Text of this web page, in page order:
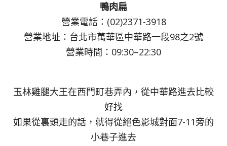
鴨肉扁
營業電話：(02)2371-3918
營業地址：台北市萬華區中華路一段98之2號
營業時間：09:30–22:30
玉林雞腿大王在西門町巷弄內，從中華路進去比較
好找
如果從裏頭走的話，就得從絕色影城對面7-11旁的
小巷子進去